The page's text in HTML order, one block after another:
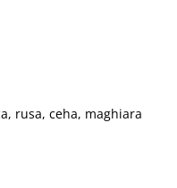
rusa, ceha, maghiara